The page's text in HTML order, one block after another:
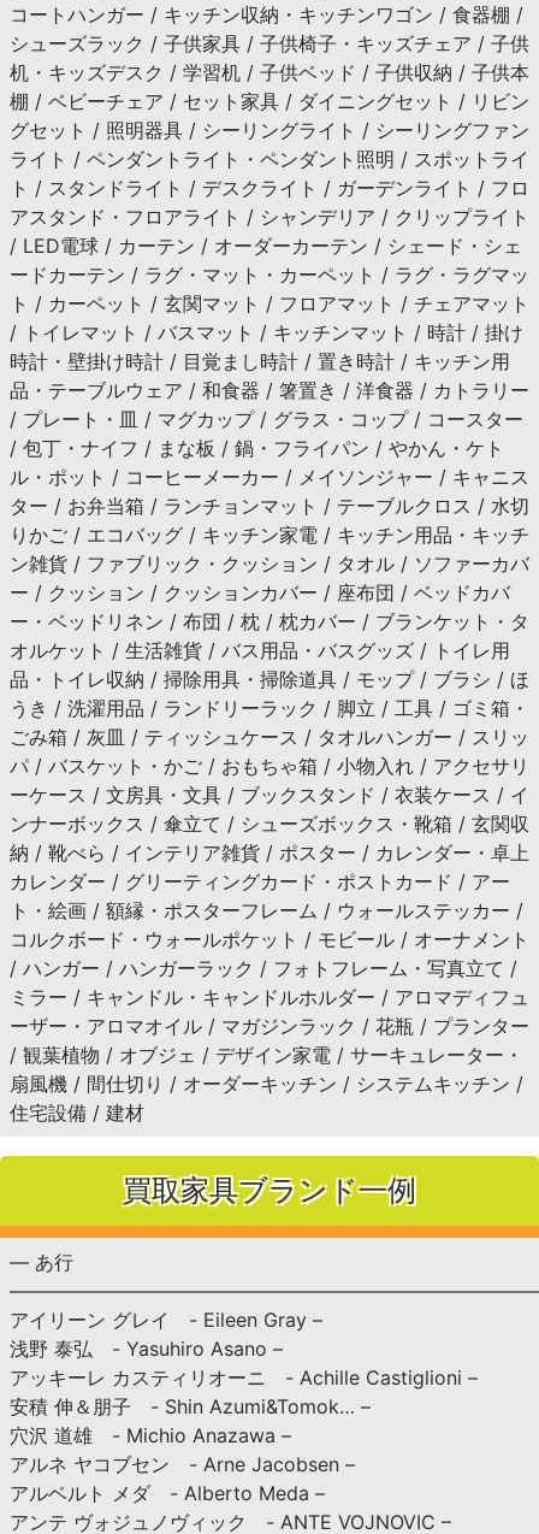
コートハンガー / キッチン収納・キッチンワゴン / 食器棚 /
シューズラック / 子供家具 / 子供椅子・キッズチェア / 子供
机・キッズデスク / 学習机 / 子供ベッド / 子供収納 / 子供本
棚 / ベビーチェア / セット家具 / ダイニングセット / リビン
グセット / 照明器具 / シーリングライト / シーリングファン
ライト / ペンダントライト・ペンダント照明 / スポットライ
ト / スタンドライト / デスクライト / ガーデンライト / フロ
アスタンド・フロアライト / シャンデリア / クリップライト
/ LED電球 / カーテン / オーダーカーテン / シェード・シェ
ードカーテン / ラグ・マット・カーペット / ラグ・ラグマッ
ト / カーペット / 玄関マット / フロアマット / チェアマット
/ トイレマット / バスマット / キッチンマット / 時計 / 掛け
時計・壁掛け時計 / 目覚まし時計 / 置き時計 / キッチン用
品・テーブルウェア / 和食器 / 箸置き / 洋食器 / カトラリー
/ プレート・皿 / マグカップ / グラス・コップ / コースター
/ 包丁・ナイフ / まな板 / 鍋・フライパン / やかん・ケト
ル・ポット / コーヒーメーカー / メイソンジャー / キャニス
ター / お弁当箱 / ランチョンマット / テーブルクロス / 水切
りかご / エコバッグ / キッチン家電 / キッチン用品・キッチ
ン雑貨 / ファブリック・クッション / タオル / ソファーカバ
ー / クッション / クッションカバー / 座布団 / ベッドカバ
ー・ベッドリネン / 布団 / 枕 / 枕カバー / ブランケット・タ
オルケット / 生活雑貨 / バス用品・バスグッズ / トイレ用
品・トイレ収納 / 掃除用具・掃除道具 / モップ / ブラシ / ほ
うき / 洗濯用品 / ランドリーラック / 脚立 / 工具 / ゴミ箱・
ごみ箱 / 灰皿 / ティッシュケース / タオルハンガー / スリッ
パ / バスケット・かご / おもちゃ箱 / 小物入れ / アクセサリ
ーケース / 文房具・文具 / ブックスタンド / 衣装ケース / イ
ンナーボックス / 傘立て / シューズボックス・靴箱 / 玄関収
納 / 靴べら / インテリア雑貨 / ポスター / カレンダー・卓上
カレンダー / グリーティングカード・ポストカード / アー
ト・絵画 / 額縁・ポスターフレーム / ウォールステッカー /
コルクボード・ウォールポケット / モビール / オーナメント
/ ハンガー / ハンガーラック / フォトフレーム・写真立て /
ミラー / キャンドル・キャンドルホルダー / アロマディフュ
ーザー・アロマオイル / マガジンラック / 花瓶 / プランター
/ 観葉植物 / オブジェ / デザイン家電 / サーキュレーター・
扇風機 / 間仕切り / オーダーキッチン / システムキッチン /
住宅設備 / 建材
買取家具ブランド一例
— あ行
アイリーン グレイ - Eileen Gray –
浅野 泰弘 - Yasuhiro Asano –
アッキーレ カスティリオーニ - Achille Castiglioni –
安積 伸＆朋子 - Shin Azumi&Tomok… –
穴沢 道雄 - Michio Anazawa –
アルネ ヤコブセン - Arne Jacobsen –
アルベルト メダ - Alberto Meda –
アンテ ヴォジュノヴィック - ANTE VOJNOVIC –